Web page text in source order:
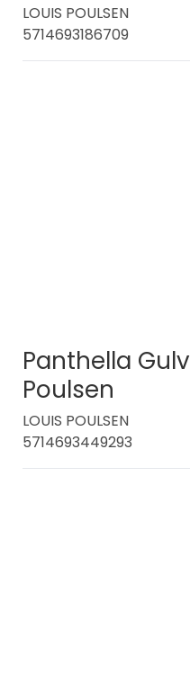
LOUIS POULSEN
5714693186709
Panthella
Poulsen
LOUIS POULSEN
5714693449293